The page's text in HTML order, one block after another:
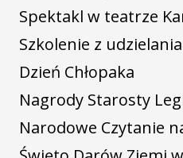
Spektakl w teatrze
Szkolenie z
Dzień Chłopaka
Nagrody Starosty
Narodowe Czytanie